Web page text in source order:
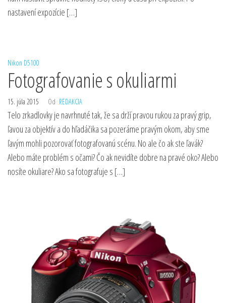
nastavení expozície […]
Nikon D5100
Fotografovanie s okuliarmi
15. júla 2015 Od REDAKCIA
Telo zrkadlovky je navrhnuté tak, že sa drží pravou rukou za pravý grip,
ľavou za objektív a do hľadáčika sa pozeráme pravým okom, aby sme
ľavým mohli pozorovať fotografovanú scénu. No ale čo ak ste ľavák?
Alebo máte problém s očami? Čo ak nevidíte dobre na pravé oko? Alebo
nosíte okuliare? Ako sa fotografuje s […]